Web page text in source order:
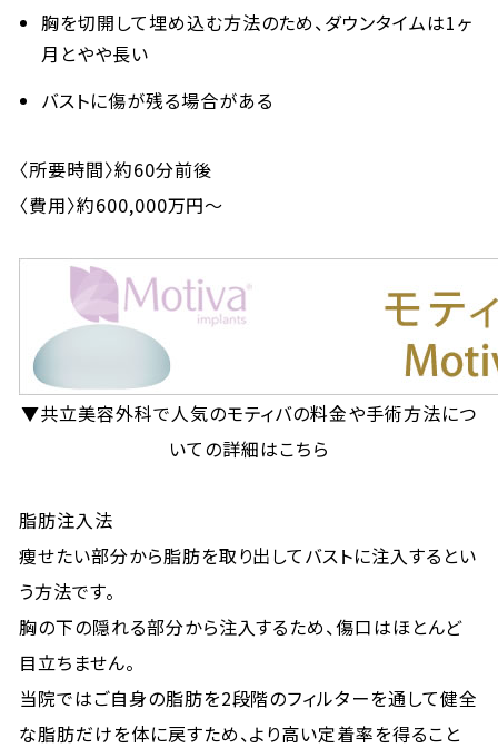
胸を切開して埋め込む方法のため、ダウンタイムは1ヶ
月とやや長い
バストに傷が残る場合がある
〈所要時間〉約60分前後
〈費用〉約600,000万円～
▼共立美容外科で人気のモティバの料金や手術方法につ
いての詳細はこちら
脂肪注入法
痩せたい部分から脂肪を取り出してバストに注入するとい
う方法です。
胸の下の隠れる部分から注入するため、傷口はほとんど
目立ちません。
当院ではご自身の脂肪を2段階のフィルターを通して健全
な脂肪だけを体に戻すため、より高い定着率を得ること